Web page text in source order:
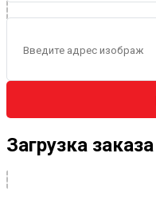
Загрузка заказа